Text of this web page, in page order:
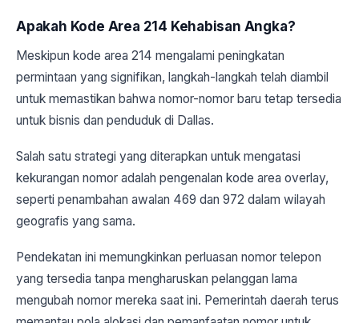
Apakah Kode Area 214 Kehabisan Angka?
Meskipun kode area 214 mengalami peningkatan
permintaan yang signifikan, langkah-langkah telah diambil
untuk memastikan bahwa nomor-nomor baru tetap tersedia
untuk bisnis dan penduduk di Dallas.
Salah satu strategi yang diterapkan untuk mengatasi
kekurangan nomor adalah pengenalan kode area overlay,
seperti penambahan awalan 469 dan 972 dalam wilayah
geografis yang sama.
Pendekatan ini memungkinkan perluasan nomor telepon
yang tersedia tanpa mengharuskan pelanggan lama
mengubah nomor mereka saat ini. Pemerintah daerah terus